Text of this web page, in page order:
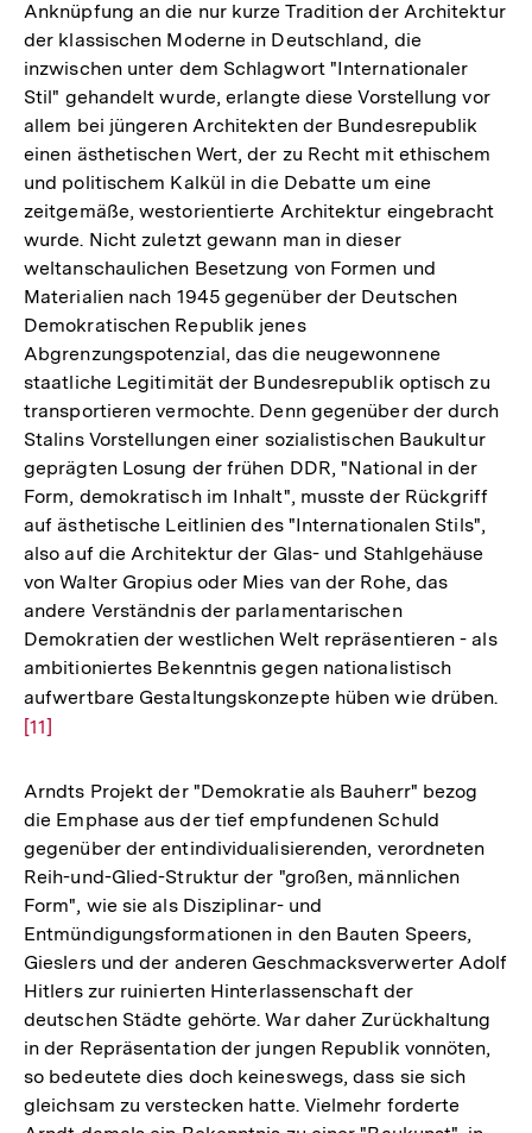
Anknüpfung an die nur kurze Tradition der Architektur
der klassischen Moderne in Deutschland, die
inzwischen unter dem Schlagwort "Internationaler
Stil" gehandelt wurde, erlangte diese Vorstellung vor
allem bei jüngeren Architekten der Bundesrepublik
einen ästhetischen Wert, der zu Recht mit ethischem
und politischem Kalkül in die Debatte um eine
zeitgemäße, westorientierte Architektur eingebracht
wurde. Nicht zuletzt gewann man in dieser
weltanschaulichen Besetzung von Formen und
Materialien nach 1945 gegenüber der Deutschen
Demokratischen Republik jenes
Abgrenzungspotenzial, das die neugewonnene
staatliche Legitimität der Bundesrepublik optisch zu
transportieren vermochte. Denn gegenüber der durch
Stalins Vorstellungen einer sozialistischen Baukultur
geprägten Losung der frühen DDR, "National in der
Form, demokratisch im Inhalt", musste der Rückgriff
auf ästhetische Leitlinien des "Internationalen Stils",
also auf die Architektur der Glas- und Stahlgehäuse
von Walter Gropius oder Mies van der Rohe, das
andere Verständnis der parlamentarischen
Demokratien der westlichen Welt repräsentieren - als
ambitioniertes Bekenntnis gegen nationalistisch
aufwertbare Gestaltungskonzepte hüben wie drüben.
[11]
Arndts Projekt der "Demokratie als Bauherr" bezog
die Emphase aus der tief empfundenen Schuld
gegenüber der entindividualisierenden, verordneten
Reih-und-Glied-Struktur der "großen, männlichen
Form", wie sie als Disziplinar- und
Entmündigungsformationen in den Bauten Speers,
Gieslers und der anderen Geschmacksverwerter Adolf
Hitlers zur ruinierten Hinterlassenschaft der
deutschen Städte gehörte. War daher Zurückhaltung
in der Repräsentation der jungen Republik vonnöten,
so bedeutete dies doch keineswegs, dass sie sich
gleichsam zu verstecken hatte. Vielmehr forderte